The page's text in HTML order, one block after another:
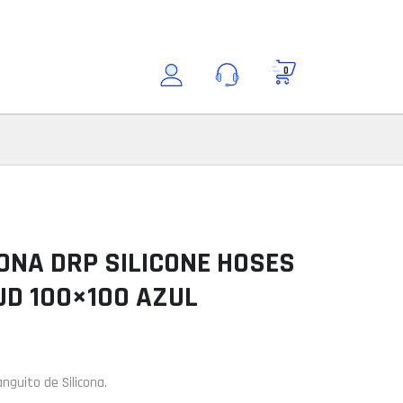
0
DRP SILICONE HOSES
100×100 AZUL
de Silicona.